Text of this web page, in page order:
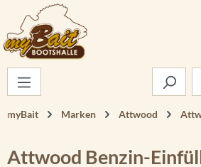
Zum Hauptinhalt springen
myBait Marken Attwood
Attwood Benzin-